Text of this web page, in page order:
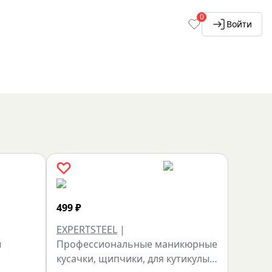
0
Войти
499₽
EXPERTSTEEL |
Профессиональные маникюрные
кусачки, щипчики, для кутикулы…